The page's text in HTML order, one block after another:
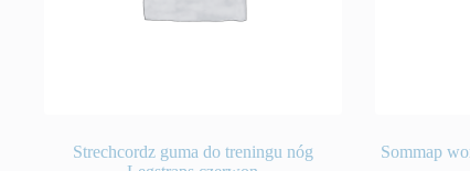
Strechcordz guma do treningu nóg
Sommap